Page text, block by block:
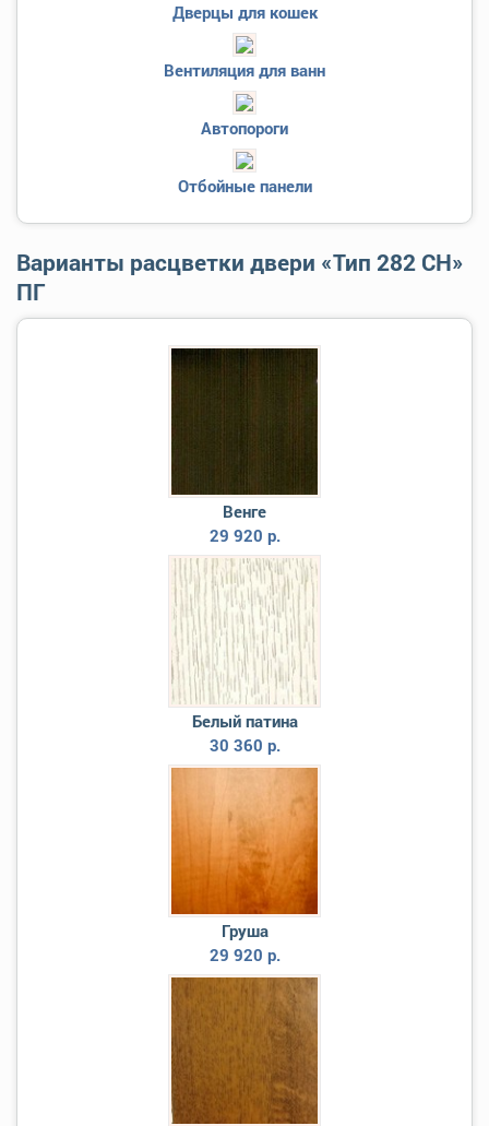
Дверцы для кошек
Вентиляция для ванн
Автопороги
Отбойные панели
Варианты расцветки двери «Тип 282 СН»
ПГ
Венге
29 920 р.
Белый патина
30 360 р.
Груша
29 920 р.